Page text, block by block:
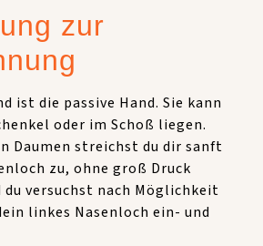
zur
ist die passive Hand. Sie kann
oder im Schoß liegen.
Daumen streichst du dir sanft
zu, ohne groß Druck
du versuchst nach Möglichkeit
linkes Nasenloch ein- und